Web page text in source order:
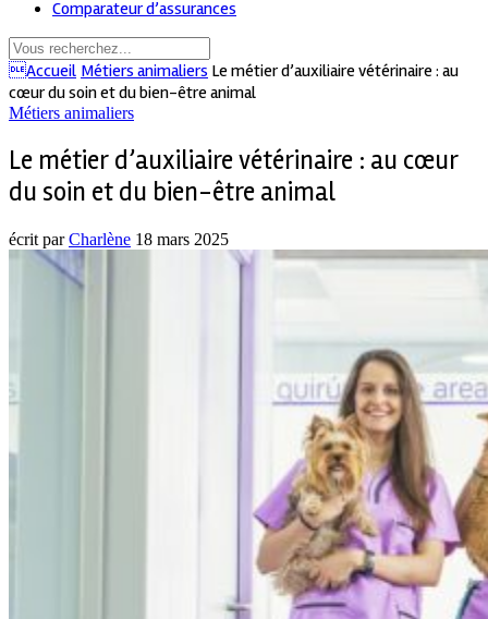
Comparateur d’assurances
Accueil Métiers animaliers Le métier d’auxiliaire vétérinaire : au
cœur du soin et du bien-être animal
Métiers animaliers
Le métier d’auxiliaire vétérinaire : au cœur
du soin et du bien-être animal
écrit parCharlène 18 mars 2025